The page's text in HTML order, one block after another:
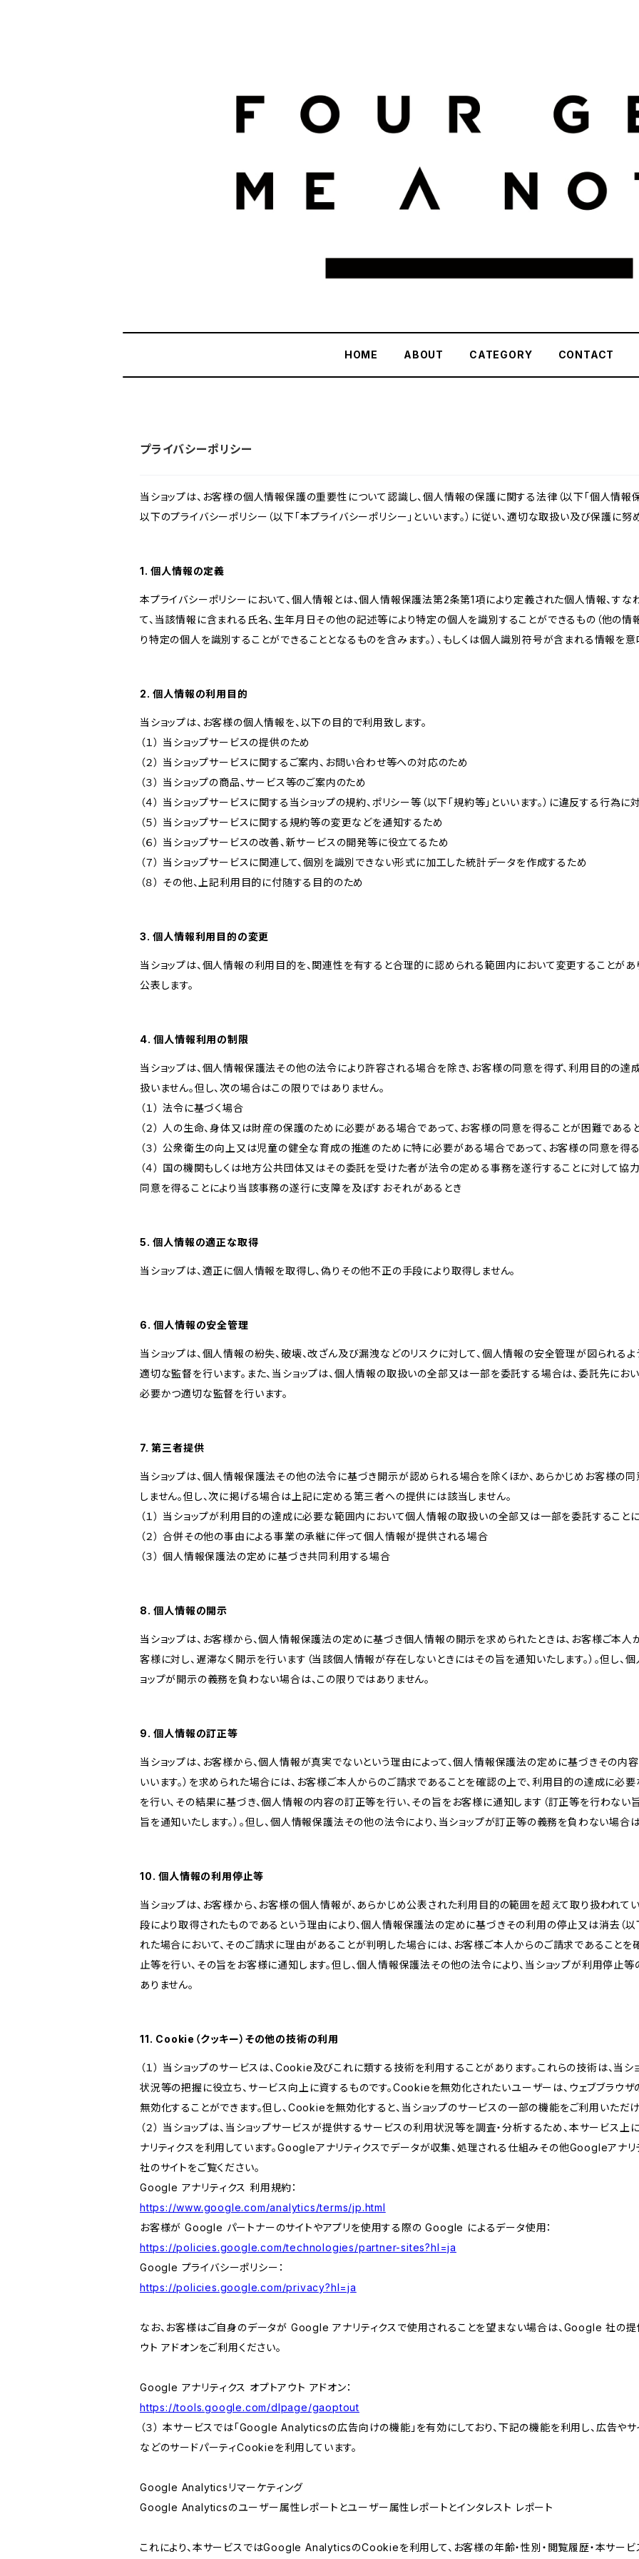
HOME ABOUT CATEGORY CONTACT
プライバシーポリシー
当ショップは、お客様の個人情報保護の重要性について認識し、個人情報の保護に関する法律（以下「個人情報保
以下のプライバシーポリシー（以下「本プライバシーポリシー」といいます。）に従い、適切な取扱い及び保護に努め
1. 個人情報の定義
本プライバシーポリシーにおいて、個人情報とは、個人情報保護法第2条第1項により定義された個人情報、すな
て、当該情報に含まれる氏名、生年月日その他の記述等により特定の個人を識別することができるもの（他の情
り特定の個人を識別することができることとなるものを含みます。）、もしくは個人識別符号が含まれる情報を意
2. 個人情報の利用目的
当ショップは、お客様の個人情報を、以下の目的で利用致します。
（１） 当ショップサービスの提供のため
（２） 当ショップサービスに関するご案内、お問い合わせ等への対応のため
（３） 当ショップの商品、サービス等のご案内のため
（４） 当ショップサービスに関する当ショップの規約、ポリシー等（以下「規約等」といいます。）に違反する行為
（５） 当ショップサービスに関する規約等の変更などを通知するため
（６） 当ショップサービスの改善、新サービスの開発等に役立てるため
（７） 当ショップサービスに関連して、個別を識別できない形式に加工した統計データを作成するため
（８） その他、上記利用目的に付随する目的のため
3. 個人情報利用目的の変更
当ショップは、個人情報の利用目的を、関連性を有すると合理的に認められる範囲内において変更することが
公表します。
4. 個人情報利用の制限
当ショップは、個人情報保護法その他の法令により許容される場合を除き、お客様の同意を得ず、利用目的の
扱いません。但し、次の場合はこの限りではありません。
（１） 法令に基づく場合
（２） 人の生命、身体又は財産の保護のために必要がある場合であって、お客様の同意を得ることが困難である
（３） 公衆衛生の向上又は児童の健全な育成の推進のために特に必要がある場合であって、お客様の同意を得
（４） 国の機関もしくは地方公共団体又はその委託を受けた者が法令の定める事務を遂行することに対して協
同意を得ることにより当該事務の遂行に支障を及ぼすおそれがあるとき
5. 個人情報の適正な取得
当ショップは、適正に個人情報を取得し、偽りその他不正の手段により取得しません。
6. 個人情報の安全管理
当ショップは、個人情報の紛失、破壊、改ざん及び漏洩などのリスクに対して、個人情報の安全管理が図られるよ
適切な監督を行います。また、当ショップは、個人情報の取扱いの全部又は一部を委託する場合は、委託先にお
必要かつ適切な監督を行います。
7. 第三者提供
当ショップは、個人情報保護法その他の法令に基づき開示が認められる場合を除くほか、あらかじめお客様の
しません。但し、次に掲げる場合は上記に定める第三者への提供には該当しません。
（１） 当ショップが利用目的の達成に必要な範囲内において個人情報の取扱いの全部又は一部を委託すること
（２） 合併その他の事由による事業の承継に伴って個人情報が提供される場合
（３） 個人情報保護法の定めに基づき共同利用する場合
8. 個人情報の開示
当ショップは、お客様から、個人情報保護法の定めに基づき個人情報の開示を求められたときは、お客様ご本人
客様に対し、遅滞なく開示を行います（当該個人情報が存在しないときにはその旨を通知いたします。）。但し、
ョップが開示の義務を負わない場合は、この限りではありません。
9. 個人情報の訂正等
当ショップは、お客様から、個人情報が真実でないという理由によって、個人情報保護法の定めに基づきその内
いいます。）を求められた場合には、お客様ご本人からのご請求であることを確認の上で、利用目的の達成に必
を行い、その結果に基づき、個人情報の内容の訂正等を行い、その旨をお客様に通知します（訂正等を行わない
旨を通知いたします。）。但し、個人情報保護法その他の法令により、当ショップが訂正等の義務を負わない場合は
10. 個人情報の利用停止等
当ショップは、お客様から、お客様の個人情報が、あらかじめ公表された利用目的の範囲を超えて取り扱われ
段により取得されたものであるという理由により、個人情報保護法の定めに基づきその利用の停止又は消去（以
れた場合において、そのご請求に理由があることが判明した場合には、お客様ご本人からのご請求であること
止等を行い、その旨をお客様に通知します。但し、個人情報保護法その他の法令により、当ショップが利用停止
ありません。
11. Cookie（クッキー）その他の技術の利用
（１） 当ショップのサービスは、Cookie及びこれに類する技術を利用することがあります。これらの技術は、当
状況等の把握に役立ち、サービス向上に資するものです。Cookieを無効化されたいユーザーは、ウェブブラウ
無効化することができます。但し、Cookieを無効化すると、当ショップのサービスの一部の機能をご利用いただ
（２） 当ショップは、当ショップサービスが提供するサービスの利用状況等を調査・分析するため、本サービ
ナリティクスを利用しています。Googleアナリティクスでデータが収集、処理される仕組みその他Googleアナリ
社のサイトをご覧ください。
Google アナリティクス 利用規約：
https://www.google.com/analytics/terms/jp.html
お客様が Google パートナーのサイトやアプリを使用する際の Google によるデータ使用：
https://policies.google.com/technologies/partner-sites?hl=ja
Google プライバシーポリシー：
https://policies.google.com/privacy?hl=ja
なお、お客様はご自身のデータが Google アナリティクスで使用されることを望まない場合は、Google 社の
ウト アドオンをご利用ください。
Google アナリティクス オプトアウト アドオン：
https://tools.google.com/dlpage/gaoptout
（３） 本サービスでは「Google Analyticsの広告向けの機能」を有効にしており、下記の機能を利用し、広告
などのサードパーティCookieを利用しています。
Google Analyticsリマーケティング
Google Analyticsのユーザー属性レポートとユーザー属性レポートとインタレスト レポート
これにより、本サービスではGoogle AnalyticsのCookieを利用して、お客様の年齢・性別・閲覧履歴・本サー